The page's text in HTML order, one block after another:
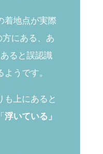
着地点が実際
にある、あ
ると誤認識
うです。
も上にあると
浮いている」